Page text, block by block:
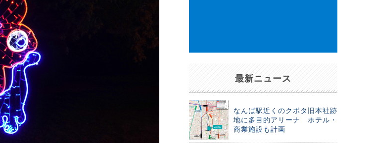
最新ニュース
なんば駅近くのクボタ旧本社跡
地に多目的アリーナ ホテル・
商業施設も計画